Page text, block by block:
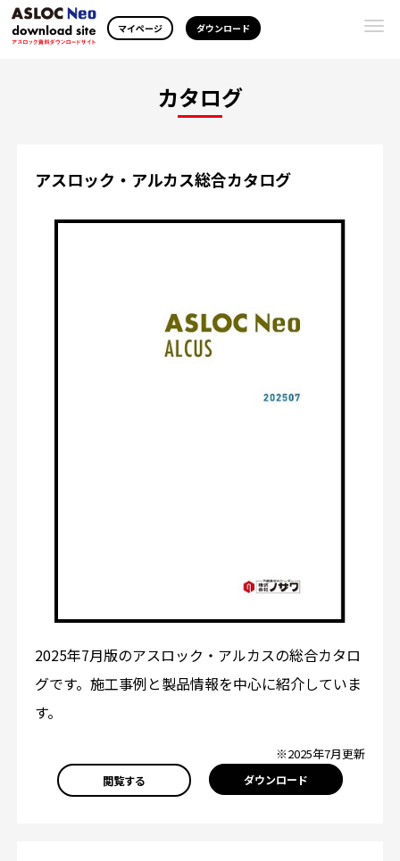
マイページ ダウンロード
カタログ
アスロック・アルカス総合カタログ
2025年7月版のアスロック・アルカスの総合カタロ
グです。施工事例と製品情報を中心に紹介していま
す。
※2025年7月更新
閲覧する ダウンロード